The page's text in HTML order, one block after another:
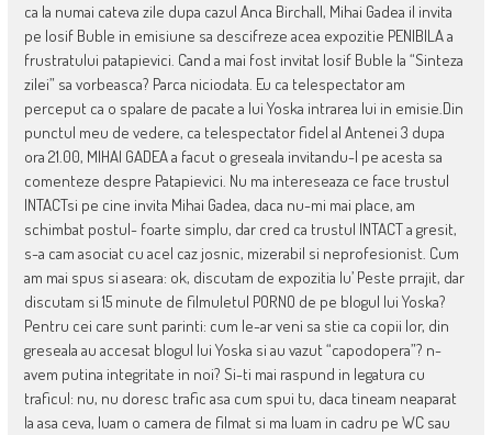
ca la numai cateva zile dupa cazul Anca Birchall, Mihai Gadea il invita
pe Iosif Buble in emisiune sa descifreze acea expozitie PENIBILA a
frustratului patapievici. Cand a mai fost invitat Iosif Buble la “Sinteza
zilei” sa vorbeasca? Parca niciodata. Eu ca telespectator am
perceput ca o spalare de pacate a lui Yoska intrarea lui in emisie.Din
punctul meu de vedere, ca telespectator fidel al Antenei 3 dupa
ora 21.00, MIHAI GADEA a facut o greseala invitandu-l pe acesta sa
comenteze despre Patapievici. Nu ma intereseaza ce face trustul
INTACTsi pe cine invita Mihai Gadea, daca nu-mi mai place, am
schimbat postul- foarte simplu, dar cred ca trustul INTACT a gresit,
s-a cam asociat cu acel caz josnic, mizerabil si neprofesionist. Cum
am mai spus si aseara: ok, discutam de expozitia lu’ Peste prrajit, dar
discutam si 15 minute de filmuletul PORNO de pe blogul lui Yoska?
Pentru cei care sunt parinti: cum le-ar veni sa stie ca copii lor, din
greseala au accesat blogul lui Yoska si au vazut “capodopera”? n-
avem putina integritate in noi? Si-ti mai raspund in legatura cu
traficul: nu, nu doresc trafic asa cum spui tu, daca tineam neaparat
la asa ceva, luam o camera de filmat si ma luam in cadru pe WC sau